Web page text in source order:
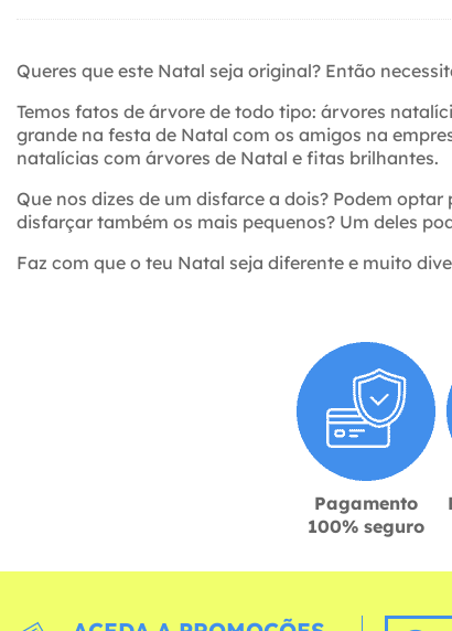
Queres que este Natal seja original? Então
Temos fatos de árvore de todo tipo: árvores
grande na festa de Natal com os amigos na
natalícias com árvores de Natal e fitas brilhantes.
Que nos dizes de um disfarce a dois? Podem optar
disfarçar também os mais pequenos? Um deles
Faz com que o teu Natal seja diferente e muito
Pagamento
100% seguro